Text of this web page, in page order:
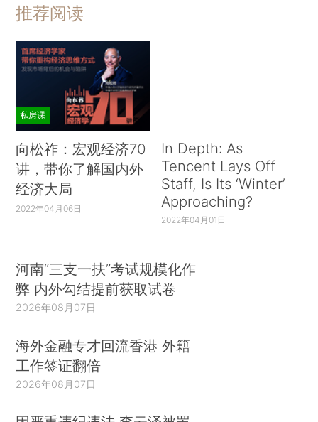
推荐阅读
私房课
向松祚：宏观经济70
讲，带你了解国内外
经济大局
2022年04月06日
In Depth: As
Tencent Lays Off
Staff, Is Its ‘Winter’
Approaching?
2022年04月01日
河南“三支一扶”考试规模化作
弊 内外勾结提前获取试卷
2026年08月07日
海外金融专才回流香港 外籍
工作签证翻倍
2026年08月07日